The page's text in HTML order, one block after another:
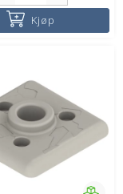
Kjøp